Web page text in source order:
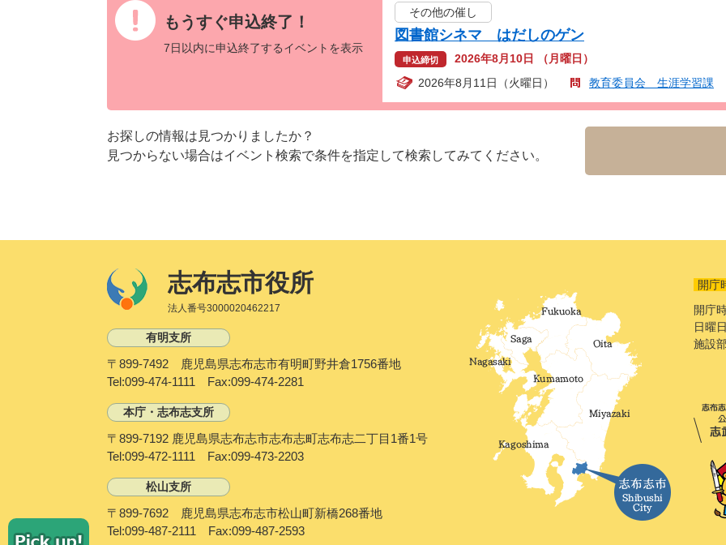
もうすぐ申込終了！
7日以内に申込終了するイベントを表示
その他の催し
図書館シネマ はだしのゲン
申込締切
2026年8月10日 （月曜日）
2026年8月11日（火曜日）
教育委員会 生涯学習課
お探しの情報は見つかりましたか？
見つからない場合はイベント検索で条件を指定して検索してみてください。
志布志市役所
法人番号3000020462217
有明支所
〒899-7492 鹿児島県志布志市有明町野井倉1756番地
Tel:099-474-1111 Fax:099-474-2281
本庁・志布志支所
〒899-7192 鹿児島県志布志市志布志町志布志二丁目1番1号
Tel:099-472-1111 Fax:099-473-2203
松山支所
〒899-7692 鹿児島県志布志市松山町新橋268番地
Tel:099-487-2111 Fax:099-487-2593
開庁
開庁
日曜
施設
P